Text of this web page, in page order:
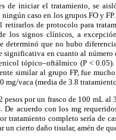
de iniciar el tratamiento, se
caso en los grupos FO y
de protocolo para
los signos clínicos, a
determinó que no hubo
significativa en cuanto al
tópico–oftálmico (P <
similar al grupo FP, fue
mg/vaca (media de 3.8
pesos por un frasco de 100 mL
acuerdo con los mg
tratamiento completo sería de
cierto daño tisular, amén de